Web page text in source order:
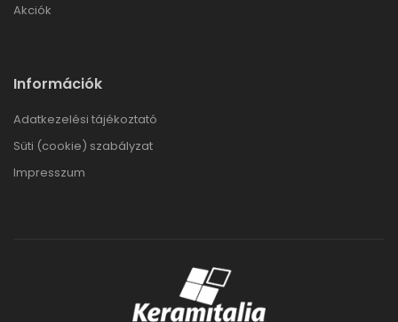
Akciók
Információk
Adatkezelési tájékoztató
Süti (cookie) szabályzat
Impresszum